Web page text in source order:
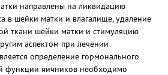
направлены на ликвидацию
в шейки матки и влагалище, удаление
ткани шейки матки и стимуляцию
аспектом при лечении
определение гормонального
функции яичников необходимо